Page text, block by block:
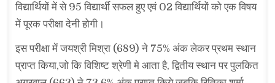
विद्यार्थियों में से 95 विद्यार्थी सफल हुए एवं 02 विद्यार्थियों को एक विषय
में पूरक परीक्षा देनी होगी।
इस परीक्षा में जयश्री मिश्रा (689) ने 75% अंक लेकर प्रथम स्थान
प्राप्त किया,जो कि विशिष्ट श्रेणी मे आता है, द्वितीय स्थान पर पुलकित